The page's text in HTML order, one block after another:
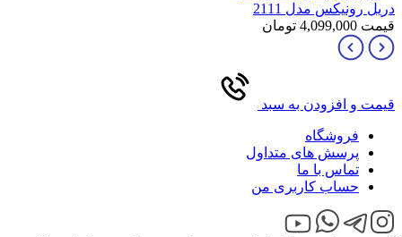
دریل رونیکس مدل 2111
قیمت 4,099,000 تومان
قیمت و افزودن به سبد
فروشگاه
پرسش های متداول
تماس با ما
حساب کاربری من